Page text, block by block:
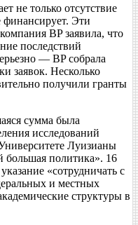
не только отсутствие
Эти
BP заявила, что
последствий
— BP собрала
заявок. Несколько
получили гранты
сумма была
исследований
Луизианы
политика». 16
«сотрудничать с
и местных
структуры в